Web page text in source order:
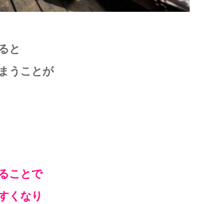
と
うことが
ことで
くなり